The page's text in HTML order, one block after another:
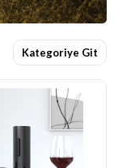
Kategoriye Git